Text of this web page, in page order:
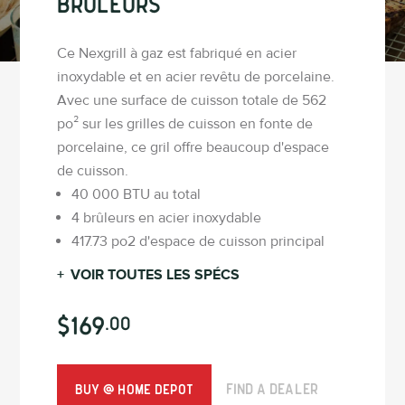
brûleurs
Ce Nexgrill à gaz est fabriqué en acier
inoxydable et en acier revêtu de porcelaine.
Avec une surface de cuisson totale de 562
po² sur les grilles de cuisson en fonte de
porcelaine, ce gril offre beaucoup d'espace
de cuisson.
40 000 BTU au total
4 brûleurs en acier inoxydable
417.73 po2 d'espace de cuisson principal
+ VOIR TOUTES LES SPÉCS
$169.00
Buy @ Home Depot Find A Dealer